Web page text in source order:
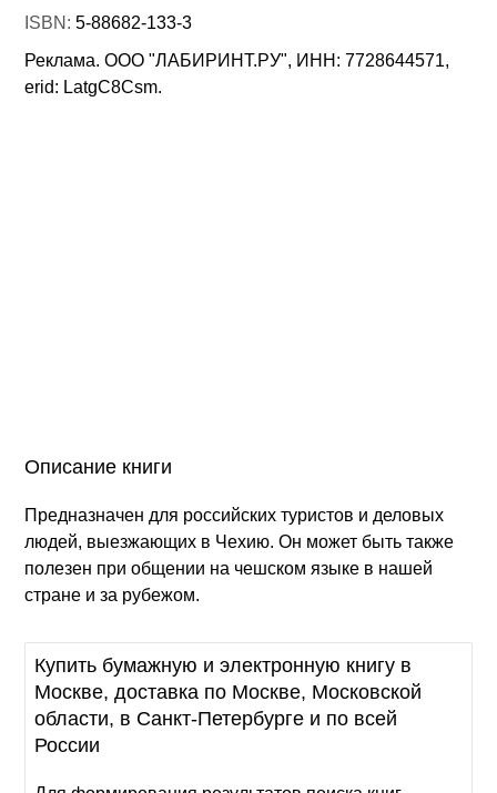
ISBN:5-88682-133-3
Реклама. ООО "ЛАБИРИНТ.РУ", ИНН: 7728644571,
erid: LatgC8Csm.
Описание книги
Предназначен для российских туристов и деловых
людей, выезжающих в Чехию. Он может быть также
полезен при общении на чешском языке в нашей
стране и за рубежом.
Купить бумажную и электронную книгу в
Москве, доставка по Москве, Московской
области, в Санкт-Петербурге и по всей
России